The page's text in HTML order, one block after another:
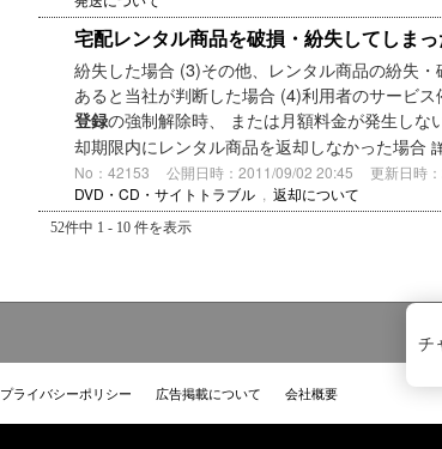
宅配レンタル商品を破損・紛失してしま
紛失した場合 (3)その他、レンタル商品の紛失
あると当社が判断した場合 (4)利用者のサービ
登録の強制解除時、 または月額料金が発生しな
却期限内にレンタル商品を返却しなかった場合
No：42153 公開日時：2011/09/02 20:45 更新日時
DVD・CD・サイトトラブル
返却について
52件中 1 - 10 件を表示
プライバシーポリシー 広告掲載について 会社概要
チ